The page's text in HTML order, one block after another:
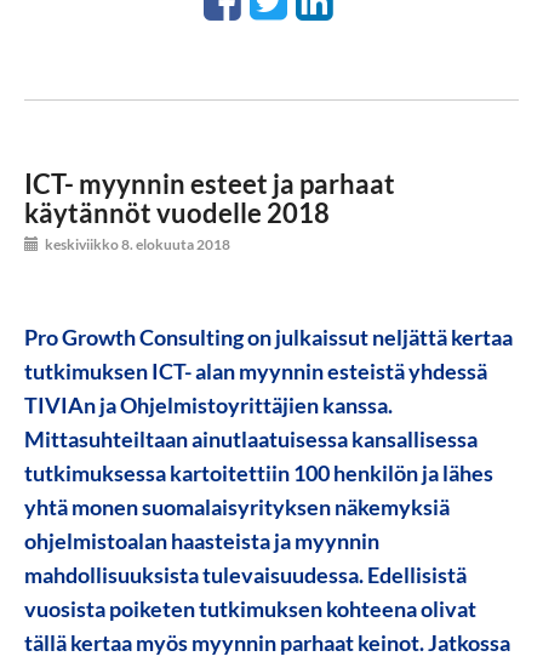
ICT- myynnin esteet ja parhaat
käytännöt vuodelle 2018
keskiviikko 8. elokuuta 2018
Pro Growth Consulting on julkaissut neljättä kertaa
tutkimuksen ICT- alan myynnin esteistä yhdessä
TIVIAn ja Ohjelmistoyrittäjien kanssa.
Mittasuhteiltaan ainutlaatuisessa kansallisessa
tutkimuksessa kartoitettiin 100 henkilön ja lähes
yhtä monen suomalaisyrityksen näkemyksiä
ohjelmistoalan haasteista ja myynnin
mahdollisuuksista tulevaisuudessa. Edellisistä
vuosista poiketen tutkimuksen kohteena olivat
tällä kertaa myös myynnin parhaat keinot. Jatkossa